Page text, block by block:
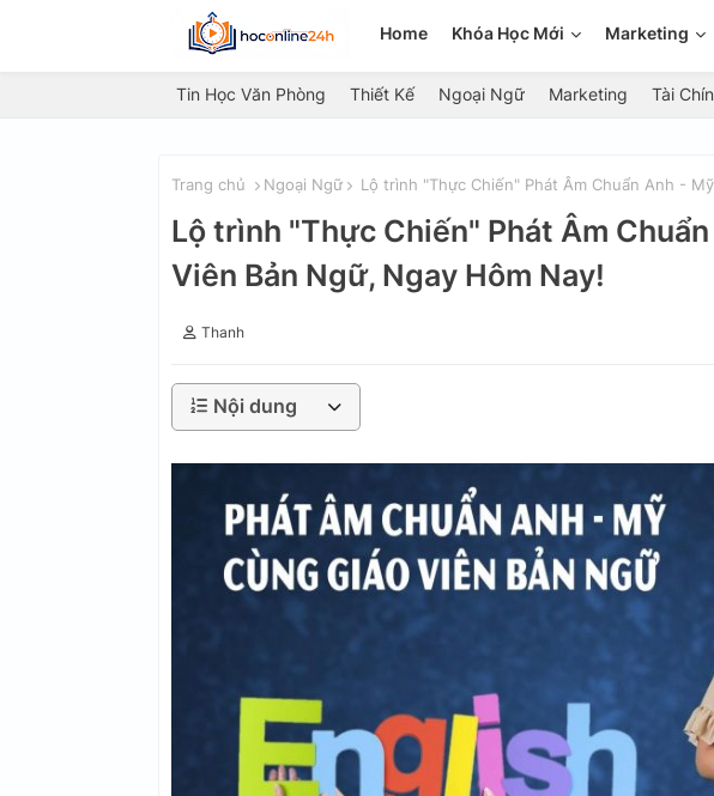
Home Khóa Học Mới Marketing
Tin Học Văn Phòng Thiết Kế Ngoại Ngữ Marketing Tài
Trang chủ Ngoại Ngữ Lộ trình "Thực Chiến" Phát Âm Chuẩn Anh -
Lộ trình "Thực Chiến" Phát Âm
Viên Bản Ngữ, Ngay Hôm Nay!
Thanh
Nội dung